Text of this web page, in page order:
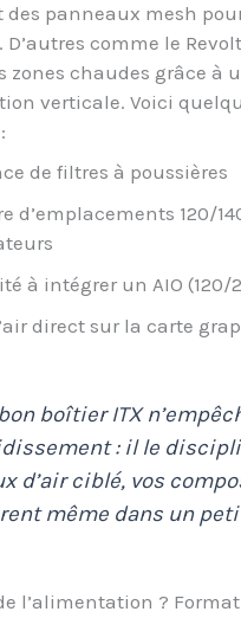
des panneaux mesh
D’autres comme le
zones chaudes grâce à
verticale. Voici
de filtres à poussières
d’emplacements 120/
à intégrer un AIO (120/
direct sur la carte
boîtier ITX
: il le
d’air ciblé, vos
même dans un
l’alimentation ? Format